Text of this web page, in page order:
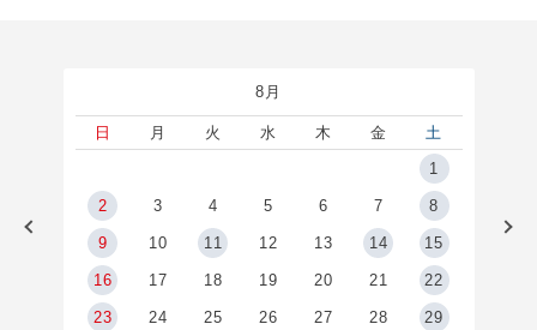
8月
日 月 火 水 木 金
土
1
2 3 4 5 6 7 8
9 10 11 12 13 14 15
16 17 18 19 20 21 22
23 24 25 26 27 28 29